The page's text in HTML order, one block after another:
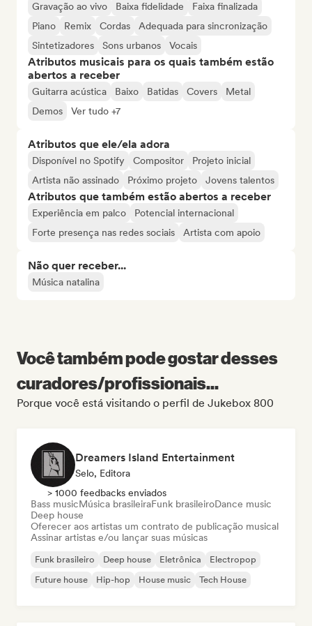
Gravação ao vivo Baixa fidelidade
Faixa finalizada
Piano
Remix Cordas
Adequada para sincronização
Sintetizadores
Sons urbanos Vocais
Atributos musicais para os quais também estão
abertos a receber
Guitarra acústica Baixo Batidas Covers
Metal
Demos
Ver tudo +7
Atributos que ele/ela adora
Disponível no Spotify Compositor
Projeto inicial
Artista não assinado
Próximo projeto Jovens talentos
Atributos que também estão abertos a receber
Experiência em palco
Potencial internacional
Forte presença nas redes sociais
Artista com apoio
Não quer receber...
Música natalina
Você também pode gostar desses
curadores/profissionais...
Porque você está visitando o perfil de Jukebox 800
Dreamers Island Entertainment
Selo, Editora
> 1000 feedbacks enviados
Bass musicMúsica brasileiraFunk brasileiroDance music
Deep house
Oferecer aos artistas um contrato de publicação musical
Assinar artistas e/ou lançar suas músicas
Funk brasileiro Deep house Eletrônica
Electropop
Future house
Hip-hop House music Tech House